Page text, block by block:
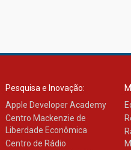
Pesquisa e Inovação:
Apple Developer Academy
Centro Mackenzie de
Liberdade Econômica
Centro de Rádio